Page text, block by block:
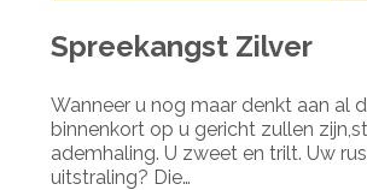
Spreekangst Zilver
Wanneer u nog maar denkt aan al
binnenkort op u gericht zullen
ademhaling. U zweet en trilt. Uw
uitstraling? Die…